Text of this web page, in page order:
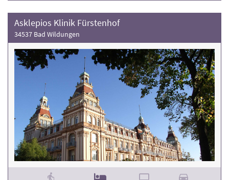
Asklepios Klinik Fürstenhof
34537 Bad Wildungen